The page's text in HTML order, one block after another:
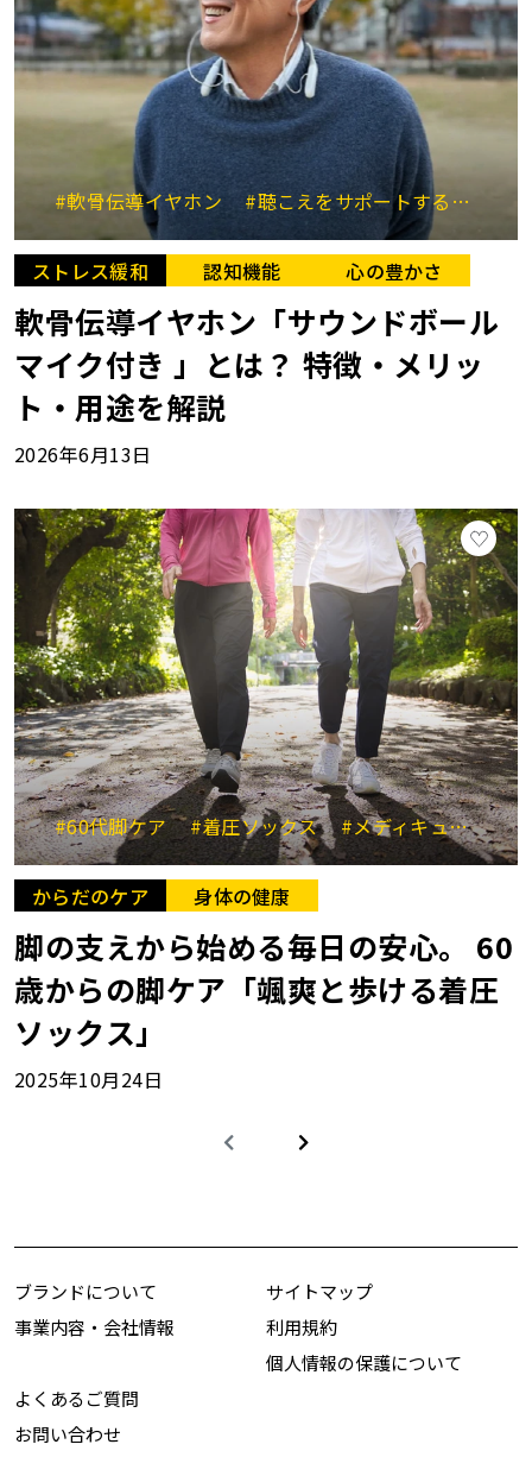
#軟骨伝導イヤホン #聴こえをサポートするグッズ
ストレス緩和 認知機能 心の豊かさ
軟骨伝導イヤホン「サウンドボール
マイク付き 」とは？ 特徴・メリッ
ト・用途を解説
2026年6月13日
#60代脚ケア #着圧ソックス #メディキュット #
からだのケア 身体の健康
脚の支えから始める毎日の安心。 60
歳からの脚ケア「颯爽と歩ける着圧
ソックス」
2025年10月24日
ブランドについて
事業内容・会社情報
サイトマップ
利用規約
個人情報の保護について
よくあるご質問
お問い合わせ